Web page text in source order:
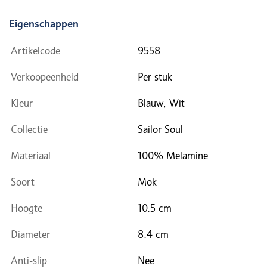
Eigenschappen
Artikelcode 9558
Verkoopeenheid Per stuk
Kleur Blauw, Wit
Collectie Sailor Soul
Materiaal 100% Melamine
Soort Mok
Hoogte 10.5 cm
Diameter 8.4 cm
Anti-slip Nee